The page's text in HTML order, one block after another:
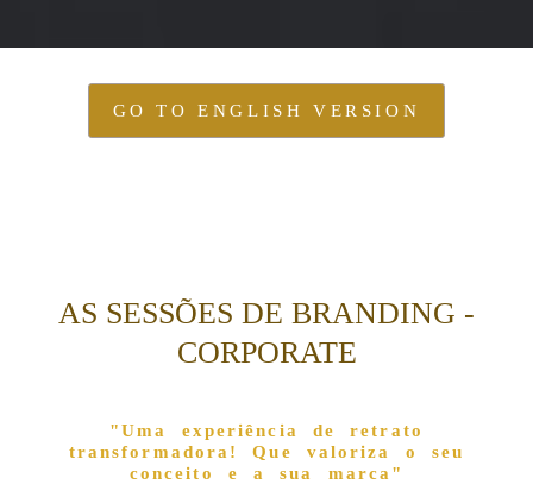
GO TO ENGLISH VERSION
AS SESSÕES DE BRANDING -
CORPORATE
"Uma experiência de retrato
transformadora!Que valoriza o seu
conceito e a sua marca"